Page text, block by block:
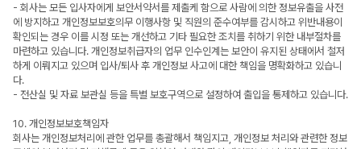
- 회사는 모든 입사자에게 보안서약서를 제출케 함으로 사람에 의한 정보유출을 사전
에 방지하고 개인정보보호의무 이행사항 및 직원의 준수여부를 감시하고 위반내용이
확인되는 경우 이를 시정 또는 개선하고 기타 필요한 조치를 취하기 위한 내부절차를
마련하고 있습니다. 개인정보취급자의 업무 인수인계는 보안이 유지된 상태에서 철저
하게 이뤄지고 있으며 입사/퇴사 후 개인정보 사고에 대한 책임을 명확화하고 있습니
다.
- 전산실 및 자료 보관실 등을 특별 보호구역으로 설정하여 출입을 통제하고 있습니다.
10. 개인정보보호책임자
회사는 개인정보처리에 관한 업무를 총괄해서 책임지고, 개인정보 처리와 관련한 정보